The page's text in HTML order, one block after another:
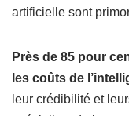
artificielle sont
Près de 85 pour
les coûts de
leur crédibilité et